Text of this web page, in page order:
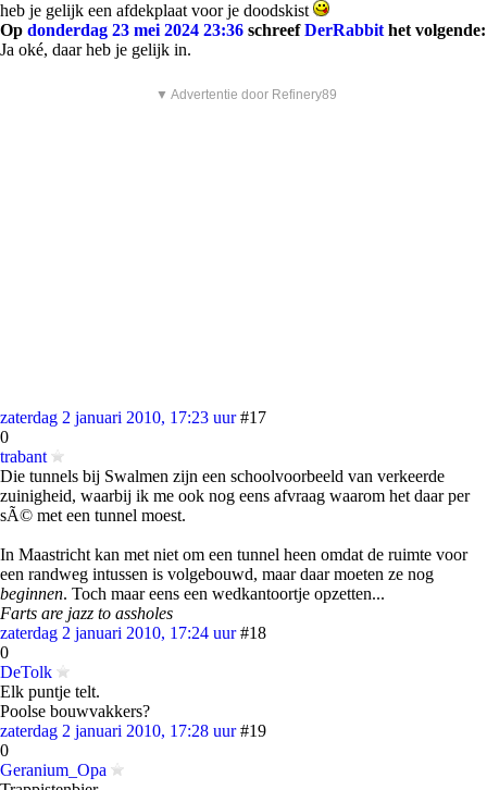
heb je gelijk een afdekplaat voor je doodskist
Op donderdag 23 mei 2024 23:36 schreefDerRabbit het volgende:
Ja oké, daar heb je gelijk in.
▼ Advertentie door Refinery89
zaterdag 2 januari 2010, 17:23 uur #17
0
trabant
Die tunnels bij Swalmen zijn een schoolvoorbeeld van verkeerde
zuinigheid, waarbij ik me ook nog eens afvraag waarom het daar per
sÃ© met een tunnel moest.
In Maastricht kan met niet om een tunnel heen omdat de ruimte voor
een randweg intussen is volgebouwd, maar daar moeten ze nog
beginnen. Toch maar eens een wedkantoortje opzetten...
Farts are jazz to assholes
zaterdag 2 januari 2010, 17:24 uur #18
0
DeTolk
Elk puntje telt.
Poolse bouwvakkers?
zaterdag 2 januari 2010, 17:28 uur #19
0
Geranium_Opa